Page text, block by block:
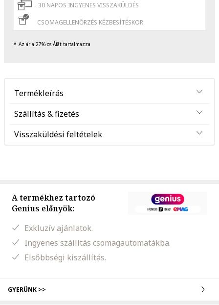
30 NAPOS INGYENES VISSZAKÜLDÉS
CSOMAGELLENŐRZÉS KÉZBESÍTÉSKOR
Az ár a 27%-os Áfát tartalmazza
Termékleírás
Szállítás & fizetés
Visszaküldési feltételek
A termékhez tartozó
Genius előnyök:
Exkluzív ajánlatok.
Ingyenes szállítás csomagautomatákba.
Elsőbbségi kiszállítás.
GYERÜNK >>